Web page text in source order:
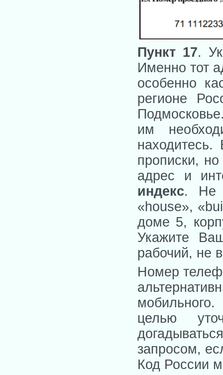
Пункт 17.
Именно тот
особенно
регионе
им
прописки,
адрес и
индекс. Не
«house»,
доме 5,
Укажите
рабочий, не
Номер
мобильного.
целью
запросом,
Код России